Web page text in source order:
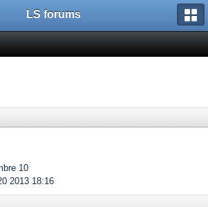
LS forums
10
2013 18:16